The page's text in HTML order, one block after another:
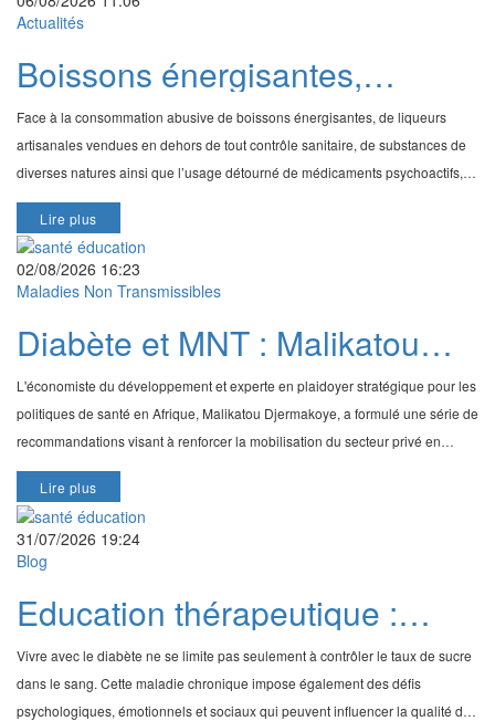
Actualités
Boissons énergisantes,
substances nocives et
médicaments détournés : le
gouvernement tire la sonnette
d’alarme
Face à la consommation abusive de boissons énergisantes, de liqueurs
artisanales vendues en dehors de tout contrôle sanitaire, de substances de
diverses natures ainsi que l’usage détourné de médicaments psychoactifs,
constituant une véritable menace
Lire plus
02/08/2026 16:23
Maladies Non Transmissibles
Diabète et MNT : Malikatou
Djermakoye appelle à un
partenariat durable avec le
secteur privé
L'économiste du développement et experte en plaidoyer stratégique pour les
politiques de santé en Afrique, Malikatou Djermakoye, a formulé une série de
recommandations visant à renforcer la mobilisation du secteur privé en
faveur du financement durab
Lire plus
31/07/2026 19:24
Blog
Education thérapeutique :
mieux gérer le stress pour
mieux vivre avec le diabète
Vivre avec le diabète ne se limite pas seulement à contrôler le taux de sucre
dans le sang. Cette maladie chronique impose également des défis
psychologiques, émotionnels et sociaux qui peuvent influencer la qualité de